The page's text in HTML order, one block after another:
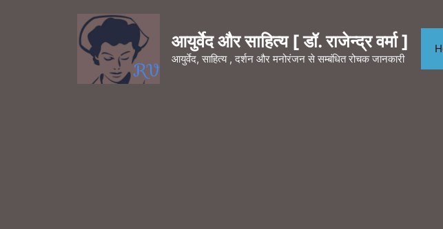
आयुर्वेद और साहित्य [ डॉ. राजेन्द्र वर्मा ]
आयुर्वेद, साहित्य , दर्शन और मनोरंजन से सम्बंधित रोचक जानकारी